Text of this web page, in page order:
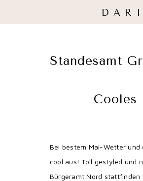
Standesamt
Cooles
Bei bestem Mai-Wetter und
cool aus! Toll gestyled und
Bürgeramt Nord stattfinden